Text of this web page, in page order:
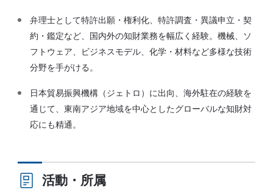
弁理士として特許出願・権利化、特許調査・異議申立・契
約・鑑定など、国内外の知財業務を幅広く経験。機械、ソ
フトウェア、ビジネスモデル、化学・材料など多様な技術
分野を手がける。
日本貿易振興機構（ジェトロ）に出向、海外駐在の経験を
通じて、東南アジア地域を中心としたグローバルな知財対
応にも精通。
活動・所属